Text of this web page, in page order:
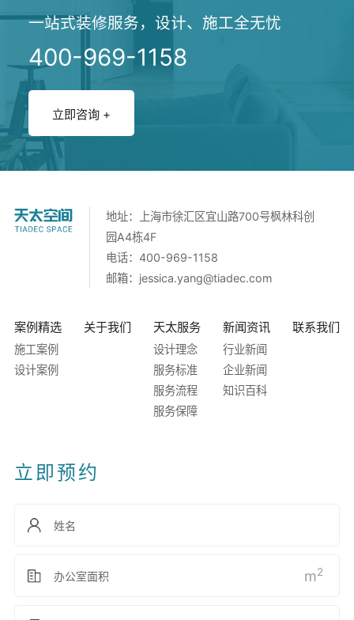
一站式装修服务，设计、施工全无忧
400-969-1158
立即咨询 +
地址：上海市徐汇区宜山路700号枫林科创
园A4栋4F
电话：400-969-1158
邮箱： jessica.yang@tiadec.com
案例精选
施工案例
设计案例
关于我们 天太服务
设计理念
服务标准
服务流程
服务保障
新闻资讯
行业新闻
企业新闻
知识百科
联系我们
立即预约
m2